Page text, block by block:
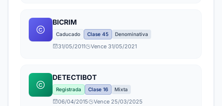
BICRIM
Caducado Clase 45 Denominativa
31/05/2011 Vence 31/05/2021
DETECTIBOT
Registrada Clase 16 Mixta
06/04/2015 Vence 25/03/2025